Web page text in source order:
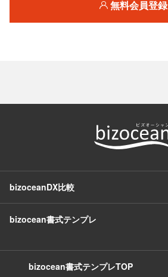
無料会員登録
bizoceanDX比較
bizocean書式テンプレ
bizocean書式テンプレTOP